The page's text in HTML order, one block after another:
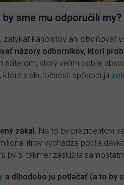
sme mu odporučili my?
zatýkať kanoistov ani obviňovať
názory odborníkov, ktorí
náterom, ktorý veľmi dobre
ktoré v skutočnosti spôsobujú
zákal. Na to by prezidentovi
litrov vychádza podľa
by si takmer zaslúžila
a dlhodobo ju potláčať (a to by